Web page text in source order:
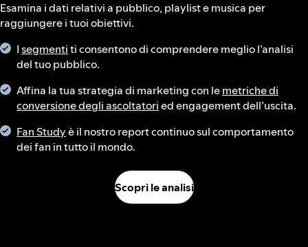
Esamina i dati relativi a pubblico, playlist e musica per
raggiungere i tuoi obiettivi.
Isegmentiti consentono di comprendere meglio l’analisi
del tuo pubblico.
Affina la tua strategia di marketing con lemetriche di
conversione degli ascoltatoried engagement dell’uscita.
Fan Studyè il nostro report continuo sul comportamento
dei fan in tutto il mondo.
Scopri le analisi